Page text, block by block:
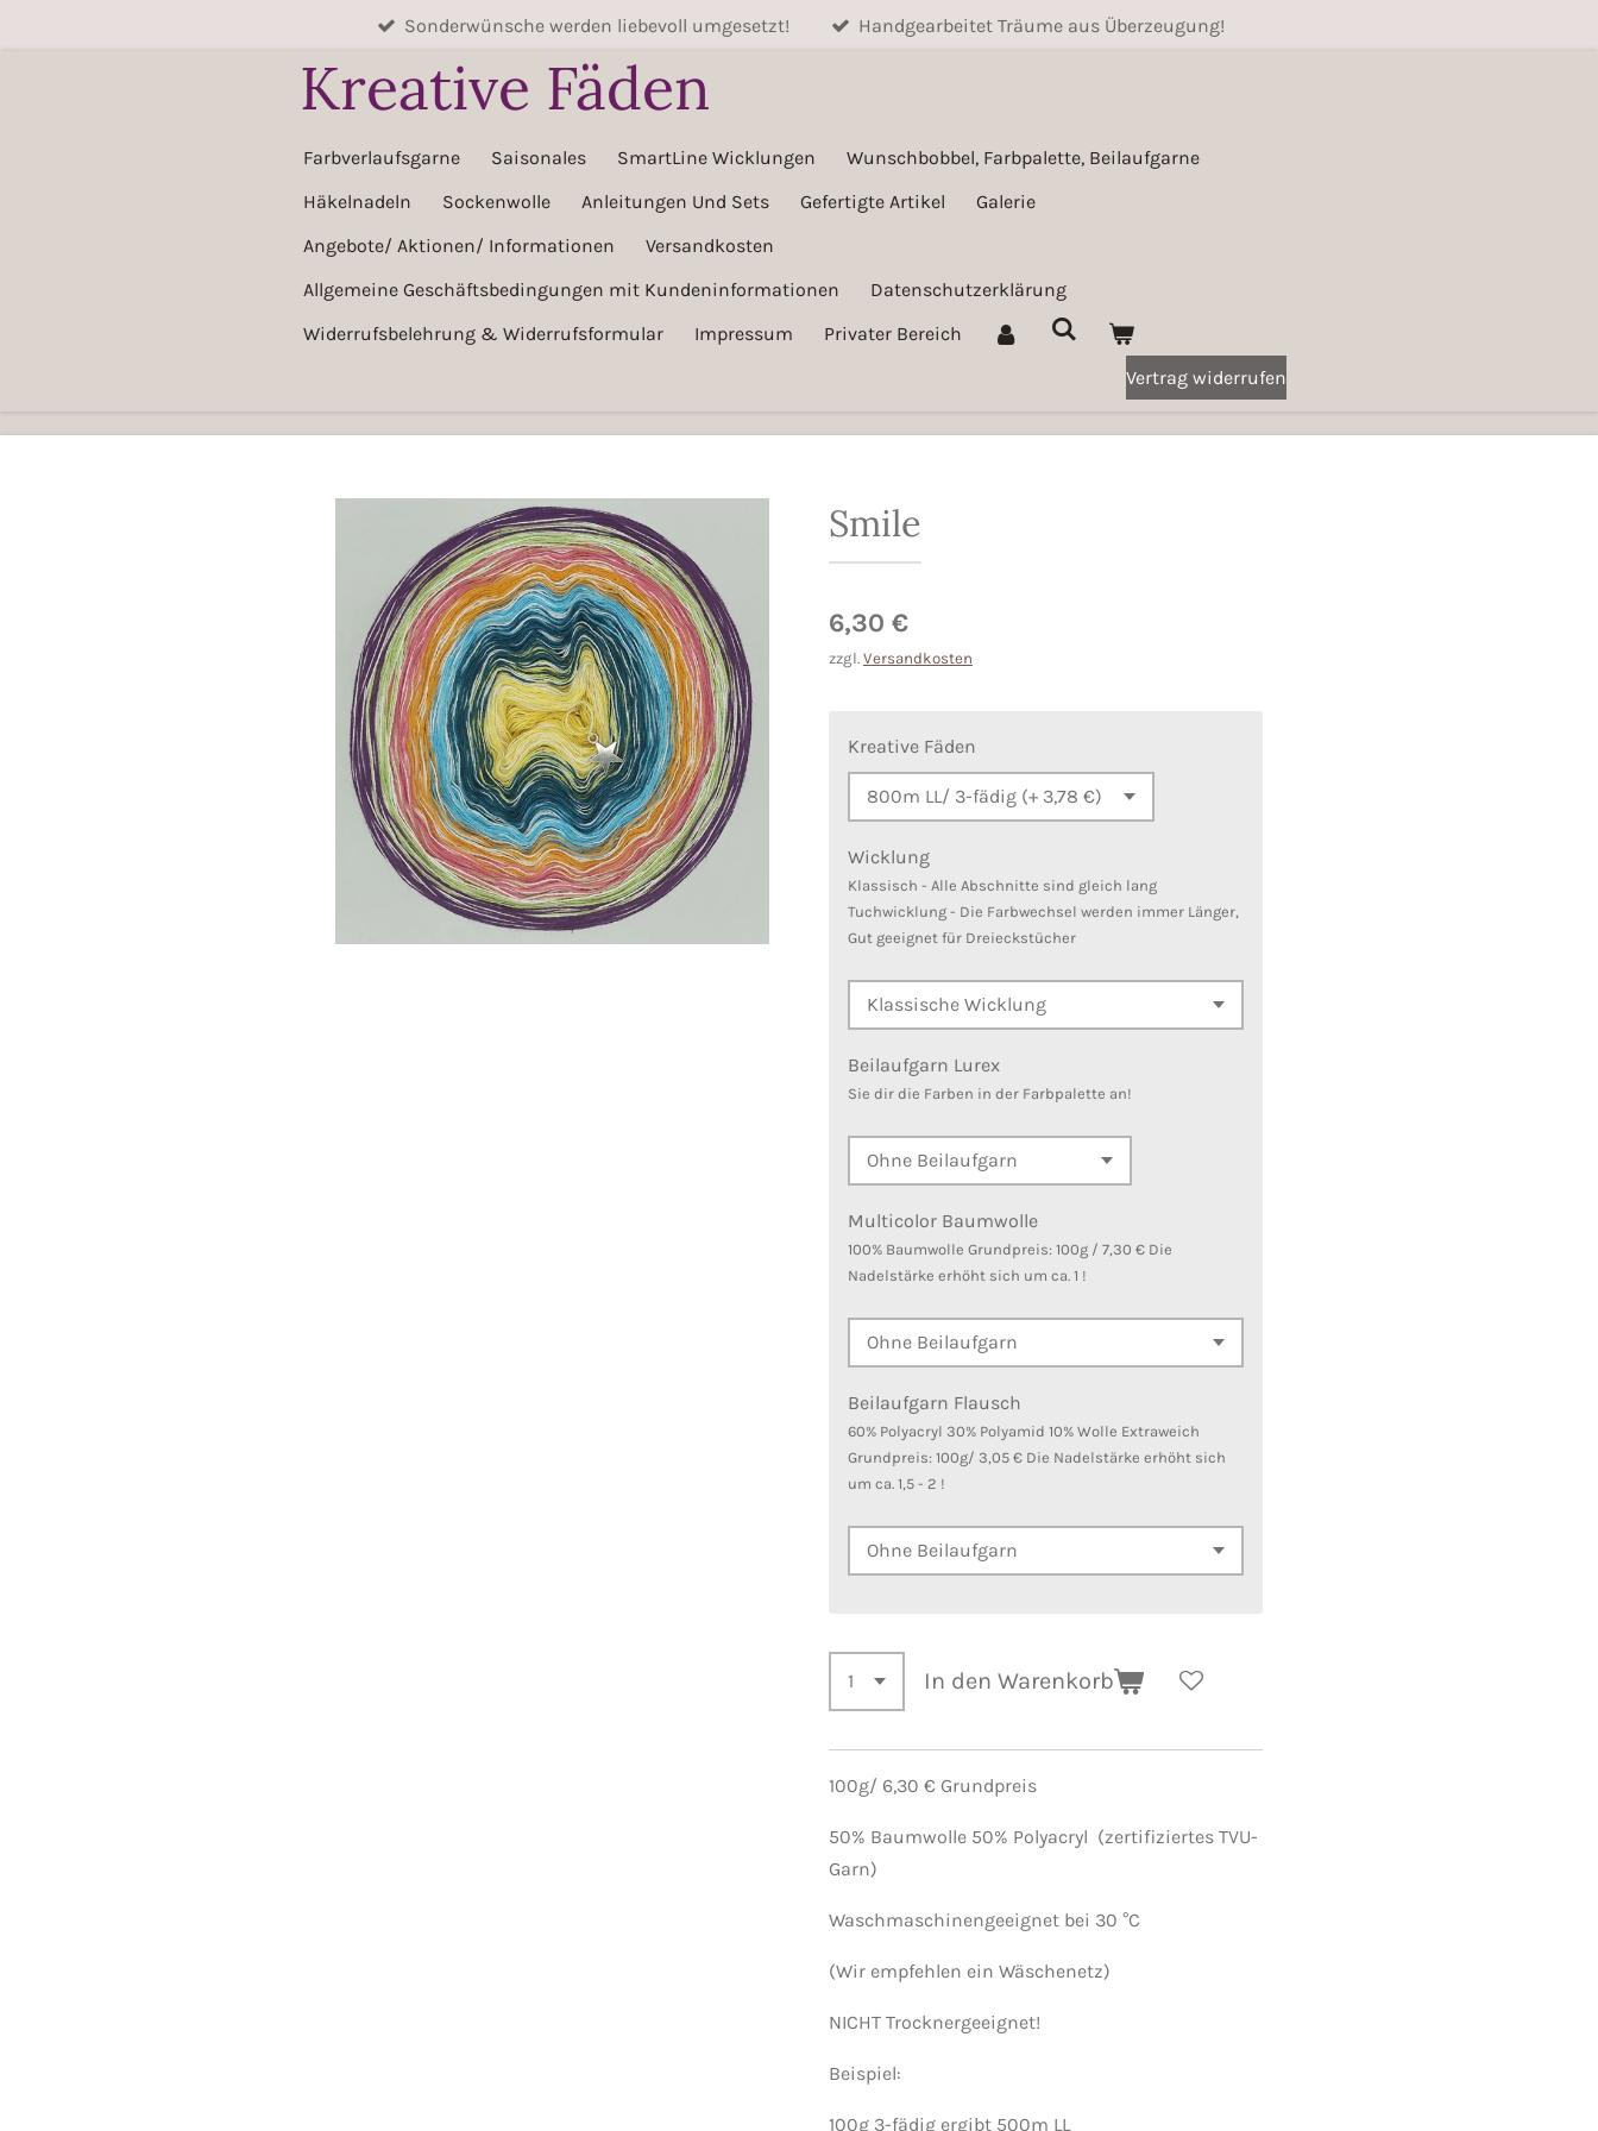
Sonderwünsche werden liebevoll umgesetzt! Handgearbeitet Träume aus Überzeugung!
Kreative Fäden
Farbverlaufsgarne Saisonales SmartLine Wicklungen
Wunschbobbel, Farbpalette, Beilaufgarne
Häkelnadeln
Sockenwolle Anleitungen Und Sets Gefertigte Artikel
Galerie
Angebote/ Aktionen/ Informationen
Versandkosten
Allgemeine Geschäftsbedingungen mit Kundeninformationen
Datenschutzerklärung
Widerrufsbelehrung & Widerrufsformular
Impressum
Privater Bereich
Vertrag widerrufen
Smile
6,30 €
zzgl. Versandkosten
Kreative Fäden
Wicklung
Klassisch - Alle Abschnitte sind gleich lang
Tuchwicklung - Die Farbwechsel werden immer Länger,
Gut geeignet für Dreieckstücher
Beilaufgarn Lurex
Sie dir die Farben in der Farbpalette an!
Multicolor Baumwolle
100% Baumwolle Grundpreis: 100g / 7,30 € Die
Nadelstärke erhöht sich um ca. 1 !
Beilaufgarn Flausch
60% Polyacryl 30% Polyamid 10% Wolle Extraweich
Grundpreis: 100g/ 3,05 € Die Nadelstärke erhöht sich
um ca. 1,5 - 2 !
In den Warenkorb
100g/ 6,30 € Grundpreis
50% Baumwolle 50% Polyacryl (zertifiziertes TVU-
Garn)
Waschmaschinengeeignet bei 30 °C
(Wir empfehlen ein Wäschenetz)
NICHT Trocknergeeignet!
Beispiel:
100g 3-fädig ergibt 500m LL